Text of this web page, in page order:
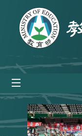
跳到主要內容區塊
:::